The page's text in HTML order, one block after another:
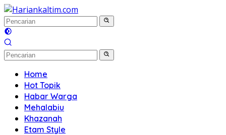
Langsung
ke
konten
Home
Hot Topik
Habar Warga
Mehalabiu
Khazanah
Etam Style